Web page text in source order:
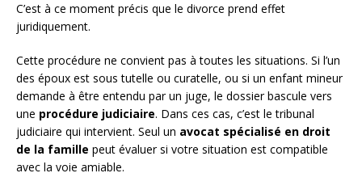
C’est à ce moment précis que le divorce prend effet
juridiquement.
Cette procédure ne convient pas à toutes les situations. Si l’un
des époux est sous tutelle ou curatelle, ou si un enfant mineur
demande à être entendu par un juge, le dossier bascule vers
une procédure judiciaire. Dans ces cas, c’est le tribunal
judiciaire qui intervient. Seul un avocat spécialisé en droit
de la famille peut évaluer si votre situation est compatible
avec la voie amiable.